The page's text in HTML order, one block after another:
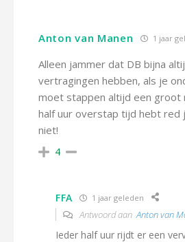
Anton van Manen 1 jaar
Alleen jammer dat DB bijna
vertragingen hebben, als je
moet stappen altijd een groot
half uur overstap tijd hebt red
niet!
4
FFA 1 jaar geleden
Antwoord aanAnton van
Ieder half uur rijdt er een